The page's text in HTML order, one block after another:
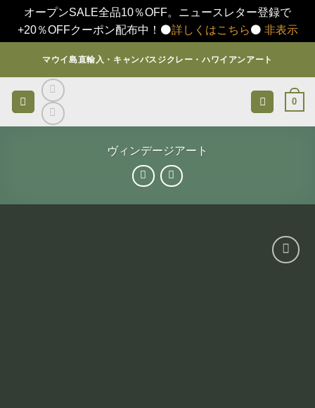
オープンSALE全品10％OFF。ニュースレター登録で
+20％OFFクーポン配布中！⚫️詳しくはこちら⚫️ 非表示
マウイ島直輸入・キャンバスジクレー・ハワイアンアート
0
ヴィンデージアート